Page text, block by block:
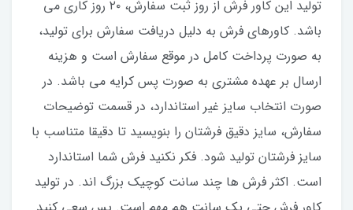
تولید این کاور فرش از روز ثبت سفارش، ۲۰ روز کاری می
باشد. کاورهای فرش به دلیل دریافت سفارش برای تولید،
به صورت پرداخت کامل در موقع سفارش است و هزینه
ارسال بر عهده مشتری به صورت پس کرایه می باشد. در
صورت انتخاب سایز غیر استاندارد، در قسمت توضیحات
سفارش، سایز دقیق فرشتان را بنویسید تا دقیقا متناسب با
سایز فرشتان تولید شود. فکر نکنید فرش شما استاندارد
است. اکثر فرش ها چند سانت کوچیک بزرگ اند. در تولید